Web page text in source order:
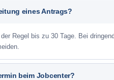
eines Antrags?
Regel bis zu 30 Tage. Bei
beim Jobcenter?